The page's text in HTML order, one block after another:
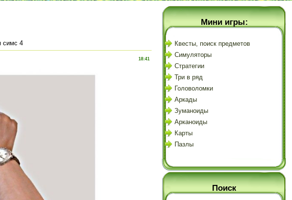
симс 4
18:41
Мини игры:
Квесты, поиск предметов
Симуляторы
Стратегии
Три в ряд
Головоломки
Аркады
Зуманоиды
Арканоиды
Карты
Пазлы
Поиск